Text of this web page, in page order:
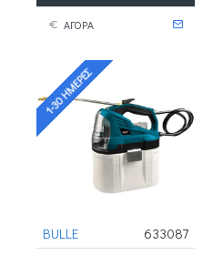
ΑΓΟΡΑ
1-30 ΗΜΈΡΕΣ
BULLE 633087